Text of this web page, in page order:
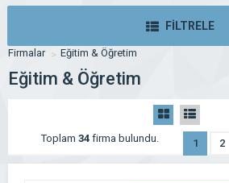
FİLTRELE
Firmalar Eğitim & Öğretim
Eğitim & Öğretim
Toplam 34firma bulundu. 1 2